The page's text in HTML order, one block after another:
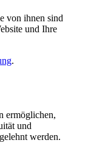
von ihnen sind
und Ihre
.
ermöglichen,
und
werden.